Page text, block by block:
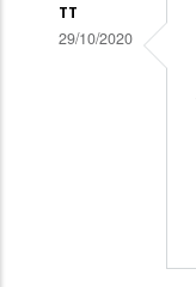
TT
29/10/2020